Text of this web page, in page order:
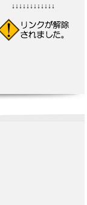
↓↓↓↓↓↓↓↓↓↓↓↓